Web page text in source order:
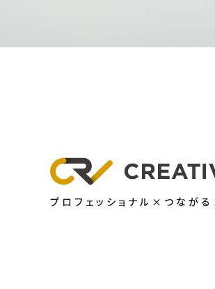
プロフェッショナル×つなが